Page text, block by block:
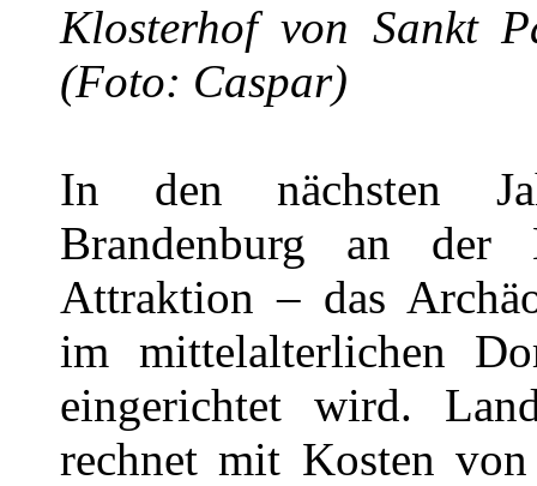
Klosterhof von Sankt
(Foto: Caspar)
In den nächsten
Brandenburg an der
Attraktion – das
im mittelalterlichen
eingerichtet wird.
rechnet mit Kosten